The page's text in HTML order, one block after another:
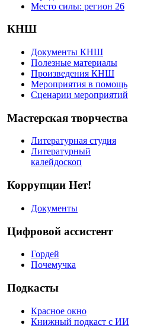
Место силы: регион 26
КНШ
Документы КНШ
Полезные материалы
Произведения КНШ
Мероприятия в помощь
Сценарии мероприятий
Мастерская творчества
Литературная студия
Литературный
калейдоскоп
Коррупции Нет!
Документы
Цифровой ассистент
Гордей
Почемучка
Подкасты
Красное окно
Книжный подкаст с ИИ